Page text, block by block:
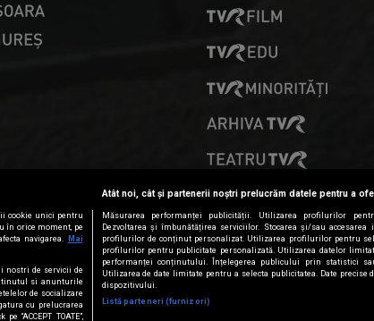
PRESELECȚII
cookie unici pentru
în orice moment, pe
navigarea.
Mai
nostri de servicii de
si anunturile
de socializare
cu prelucrarea
pe “ACCEPT TOATE”,
Atât noi, cât și partenerii noștri prelucrăm datele pentru a
Măsurarea performanței publicității. Utilizarea profilurilor
Dezvoltarea și îmbunătățirea serviciilor. Stocarea și/sau
profilurilor de conținut personalizat. Utilizarea profilurilor pentru
profilurilor pentru publicitate personalizată. Utilizarea datelor
performanței conținutului. Înțelegerea publicului prin statistici
Utilizarea de date limitate pentru a selecta publicitatea. Date precise
dispozitivului.
Listă parteneri (furnizori)